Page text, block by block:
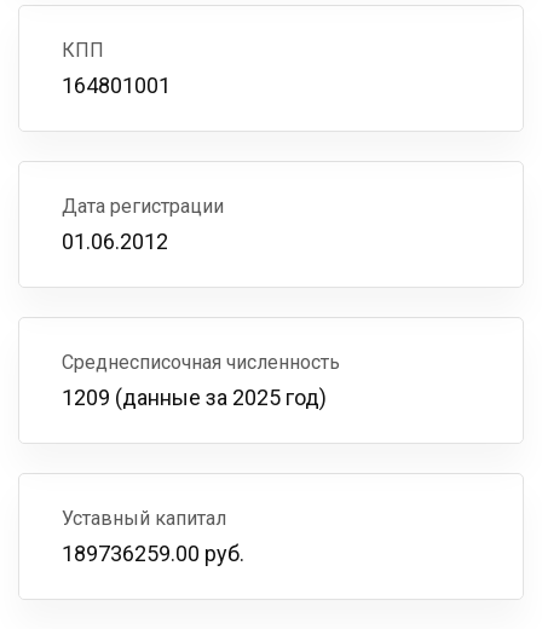
КПП
164801001
Дата регистрации
01.06.2012
Среднесписочная численность
1209 (данные за 2025 год)
Уставный капитал
189736259.00 руб.